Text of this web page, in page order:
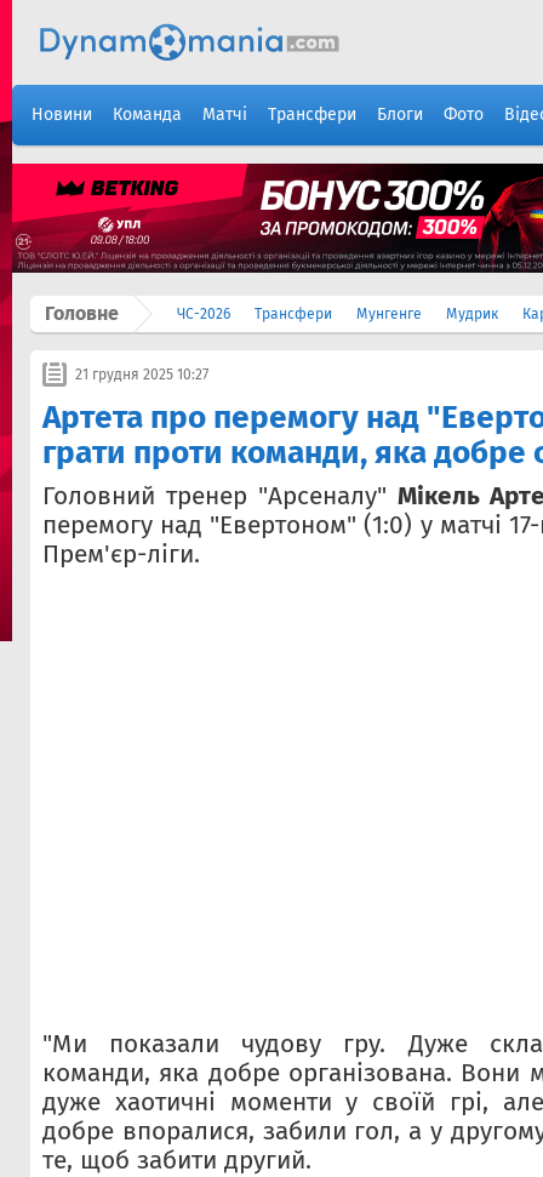
Новини Команда Матчі Трансфери Блоги Фото
Головне ЧС-2026 Трансфери Мунгенге Мудрик
21 грудня 2025 10:27
Артета про перемогу над
грати проти команди, яка добре
Головний тренер "Арсеналу" Мікель
перемогу над "Евертоном" (1:0) у матчі 17-
Прем'єр-ліги.
"Ми показали чудову гру. Дуже
команди, яка добре організована. Вони
дуже хаотичні моменти у своїй грі,
добре впоралися, забили гол, а у
те, щоб забити другий.